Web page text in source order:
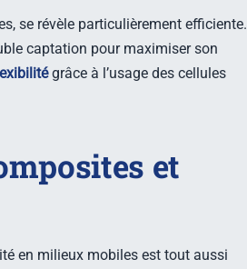
se révèle particulièrement efficiente.
captation pour maximiser son
grâce à l’usage des cellules
et
en milieux mobiles est tout aussi